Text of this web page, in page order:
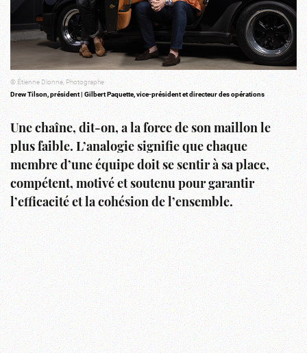
© Étienne Dionne, Photographe
Drew Tilson, président | Gilbert Paquette, vice-président et directeur des opérations
Une chaîne, dit-on, a la force de son maillon le
plus faible. L’analogie signifie que chaque
membre d’une équipe doit se sentir à sa place,
compétent, motivé et soutenu pour garantir
l’efficacité et la cohésion de l’ensemble.